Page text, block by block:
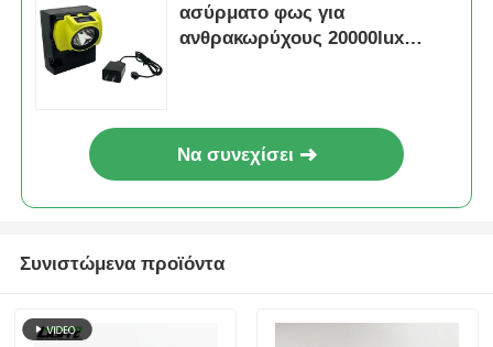
ασύρματο φως για
ανθρακωρύχους 20000lux
Να συνεχίσει
Συνιστώμενα προϊόντα